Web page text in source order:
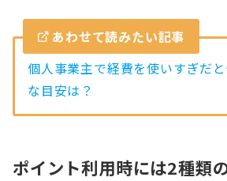
あわせて読みたい記事
個人事業主で経費を使いすぎだ
な目安は？
ポイント利用時には2種類